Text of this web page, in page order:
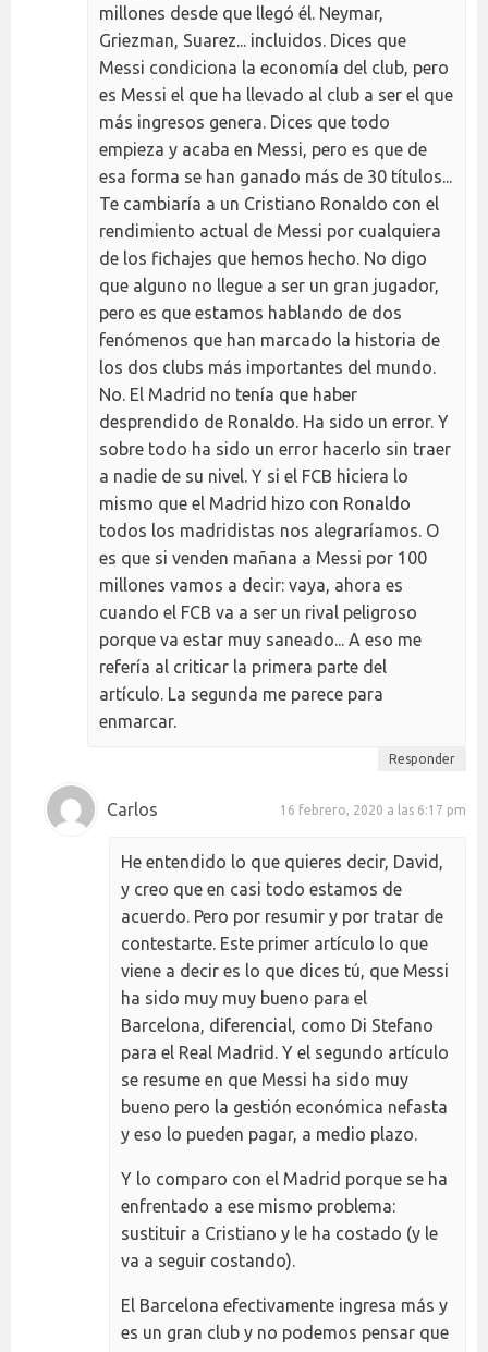
millones desde que llegó él. Neymar,
Griezman, Suarez... incluidos. Dices que
Messi condiciona la economía del club, pero
es Messi el que ha llevado al club a ser el que
más ingresos genera. Dices que todo
empieza y acaba en Messi, pero es que de
esa forma se han ganado más de 30 títulos...
Te cambiaría a un Cristiano Ronaldo con el
rendimiento actual de Messi por cualquiera
de los fichajes que hemos hecho. No digo
que alguno no llegue a ser un gran jugador,
pero es que estamos hablando de dos
fenómenos que han marcado la historia de
los dos clubs más importantes del mundo.
No. El Madrid no tenía que haber
desprendido de Ronaldo. Ha sido un error. Y
sobre todo ha sido un error hacerlo sin traer
a nadie de su nivel. Y si el FCB hiciera lo
mismo que el Madrid hizo con Ronaldo
todos los madridistas nos alegraríamos. O
es que si venden mañana a Messi por 100
millones vamos a decir: vaya, ahora es
cuando el FCB va a ser un rival peligroso
porque va estar muy saneado... A eso me
refería al criticar la primera parte del
artículo. La segunda me parece para
enmarcar.
Responder
Carlos 16 febrero, 2020 a las 6:17 pm
He entendido lo que quieres decir, David,
y creo que en casi todo estamos de
acuerdo. Pero por resumir y por tratar de
contestarte. Este primer artículo lo que
viene a decir es lo que dices tú, que Messi
ha sido muy muy bueno para el
Barcelona, diferencial, como Di Stefano
para el Real Madrid. Y el segundo artículo
se resume en que Messi ha sido muy
bueno pero la gestión económica nefasta
y eso lo pueden pagar, a medio plazo.
Y lo comparo con el Madrid porque se ha
enfrentado a ese mismo problema:
sustituir a Cristiano y le ha costado (y le
va a seguir costando).
El Barcelona efectivamente ingresa más y
es un gran club y no podemos pensar que